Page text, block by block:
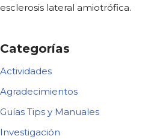
esclerosis lateral amiotrófica.
Categorías
Actividades
Agradecimientos
Guías Tips y Manuales
Investigación